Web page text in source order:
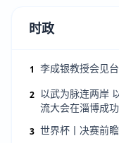
时政
1 李成银教授会见
2 以武为脉连两岸
流大会在淄博成
3 世界杯丨决赛前